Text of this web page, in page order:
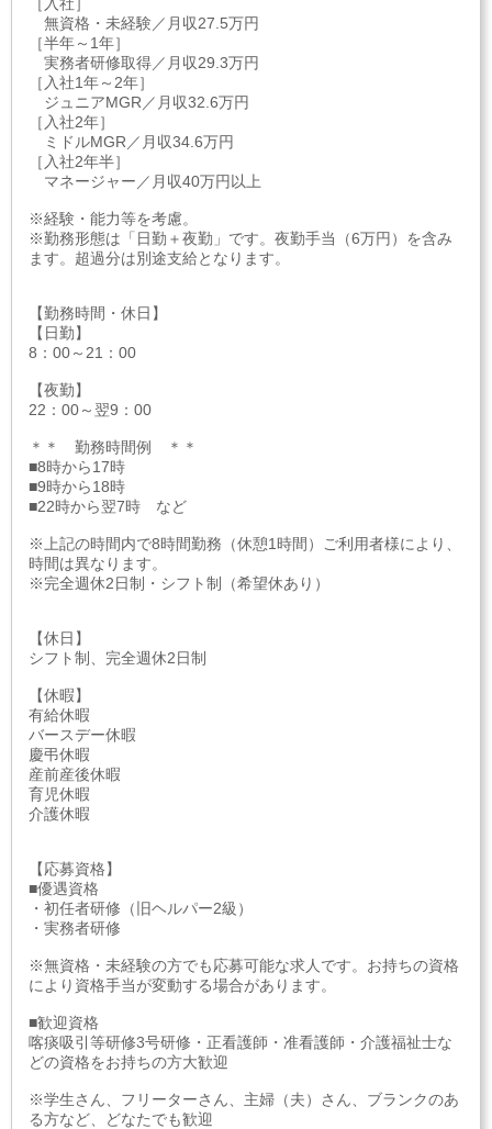
無資格・未経験／月収27.5万円
［半年～1年］
実務者研修取得／月収29.3万円
［入社1年～2年］
ジュニアMGR／月収32.6万円
［入社2年］
ミドルMGR／月収34.6万円
［入社2年半］
マネージャー／月収40万円以上
※経験・能力等を考慮。
※勤務形態は「日勤＋夜勤」です。夜勤手当（6万円）を含み
ます。超過分は別途支給となります。
【勤務時間・休日】
【日勤】
8：00～21：00
【夜勤】
22：00～翌9：00
＊＊ 勤務時間例 ＊＊
■8時から17時
■9時から18時
■22時から翌7時 など
※上記の時間内で8時間勤務（休憩1時間）ご利用者様により、
時間は異なります。
※完全週休2日制・シフト制（希望休あり）
【休日】
シフト制、完全週休2日制
【休暇】
有給休暇
バースデー休暇
慶弔休暇
産前産後休暇
育児休暇
介護休暇
【応募資格】
■優遇資格
・初任者研修（旧ヘルパー2級）
・実務者研修
※無資格・未経験の方でも応募可能な求人です。お持ちの資格
により資格手当が変動する場合があります。
■歓迎資格
喀痰吸引等研修3号研修・正看護師・准看護師・介護福祉士な
どの資格をお持ちの方大歓迎
※学生さん、フリーターさん、主婦（夫）さん、ブランクのあ
る方など、どなたでも歓迎